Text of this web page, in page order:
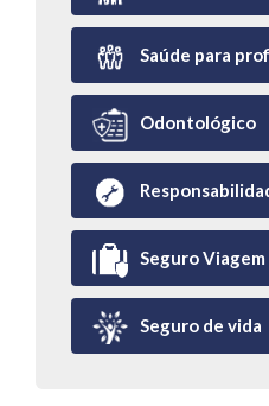
Saúde para
Odontológico
Seguro Viagem
Seguro de vida